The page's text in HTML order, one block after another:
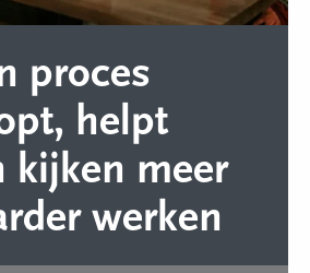
proces
helpt
kijken meer
werken